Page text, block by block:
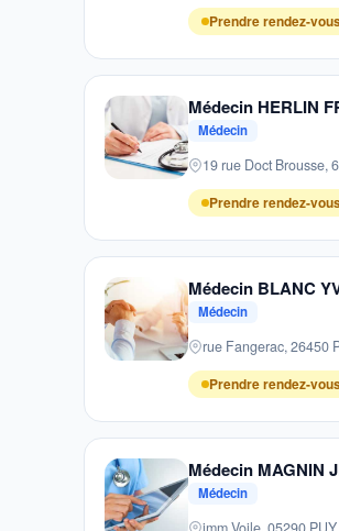
Prendre rendez-
Médecin HERLIN
Médecin
19 rue Doct Brousse,
Prendre rendez-
Médecin BLANC
Médecin
rue Fangerac, 26450
Prendre rendez-
Médecin MAGNIN
Médecin